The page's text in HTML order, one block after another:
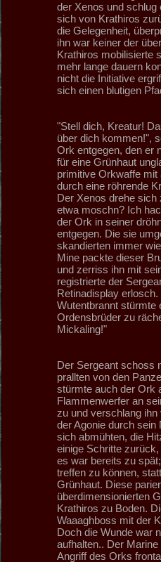
der Xenos und schlug
sich von Krathiros
die Gelegenheit,
ihn war keiner der
Krathiros mobilisierte
mehr lange dauern
nicht die Initiative
sich einen blutigen
"Stell dich, Kreatur!
über dich kommen!",
Ork entgegen, den er
für eine Grünhaut
primitive Orkwaffe
durch eine röhrende
Der Xenos drehe
etwa moschn? Ich
der Ork in seiner
entgegen. Die sie
skandierten immer
Mine packte dieser
und zerriss ihn mit
registrierte der
Retinadisplay
Wutentbrannt stürmte
Ordensbrüder zu
Mickaling!"
Der Sergeant schoss
prallten von den
stürmte auch der Ork
Flammenwerfer an
zu und verschlang ihn
der Agonie durch
sich abmühten, die
einige Schritte
es war bereits zu
treffen zu können,
Grünhaut. Diese
überdimensionierten
Krathiros zu Boden.
Waaaghboss mit der
Doch die Wunde war
aufhalten.. Der
Angriff des Orks